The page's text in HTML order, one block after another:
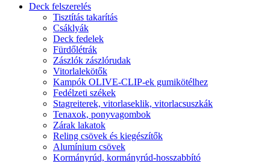
Deck felszerelés
Tisztítás takarítás
Csáklyák
Deck fedelek
Fürdőlétrák
Zászlók zászlórudak
Vitorlalekötők
Kampók OLIVE-CLIP-ek gumikötélhez
Fedélzeti székek
Stagreiterek, vitorlaseklik, vitorlacsuszkák
Tenaxok, ponyvagombok
Zárak lakatok
Reling csövek és kiegészítők
Alumínium csövek
Kormányrúd, kormányrúd-hosszabbító